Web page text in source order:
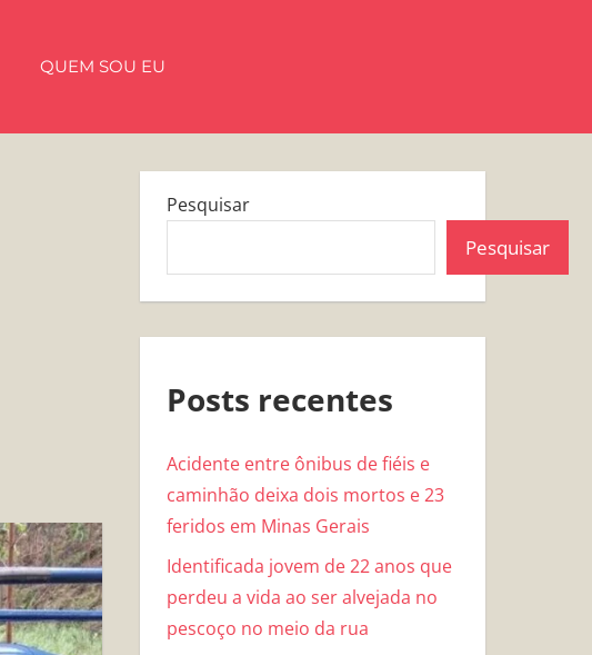
QUEM SOU EU
Pesquisar
Pesquisar
Posts recentes
Acidente entre ônibus de fiéis e
caminhão deixa dois mortos e 23
feridos em Minas Gerais
Identificada jovem de 22 anos que
perdeu a vida ao ser alvejada no
pescoço no meio da rua